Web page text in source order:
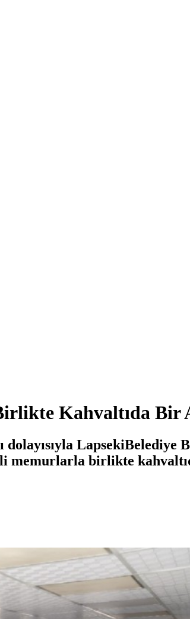
Kahvaltıda Bir
LapsekiBelediye
memurlarla birlikte